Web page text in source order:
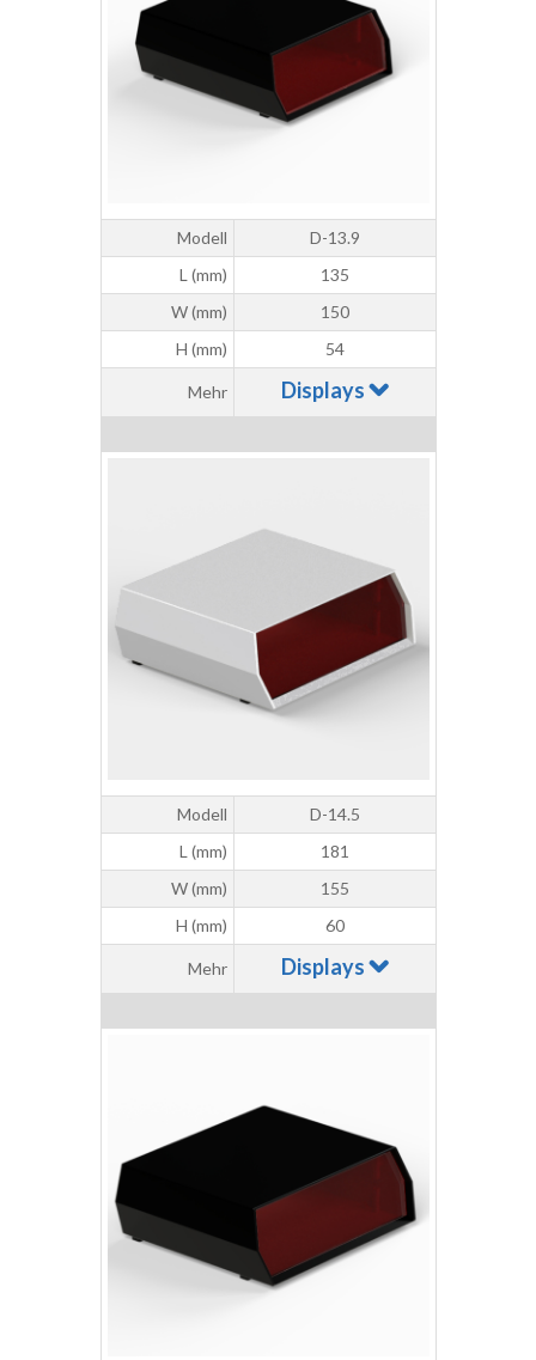
Modell
D-13.9
L (mm)
135
W (mm)
150
H (mm)
54
Mehr Displays
Modell
D-14.5
L (mm)
181
W (mm)
155
H (mm)
60
Mehr Displays